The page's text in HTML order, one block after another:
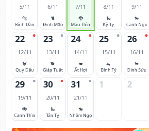
5/11
🐅
Bính Dần
6/11
🐈
Đinh Mão
7/11
🐉
Mậu Thìn
8/11
🐍
Kỷ Tỵ
9/11
🐎
Canh Ngọ
22
12/11
🐓
Quý Dậu
23
13/11
🐕
Giáp Tuất
24
14/11
🐖
Ất Hợi
25
15/11
🐀
Bính Tý
26
16/11
🐂
Đinh Sửu
29
19/11
🐉
Canh Thìn
30
20/11
🐍
Tân Tỵ
31
21/11
🐎
Nhâm Ngọ
1 2